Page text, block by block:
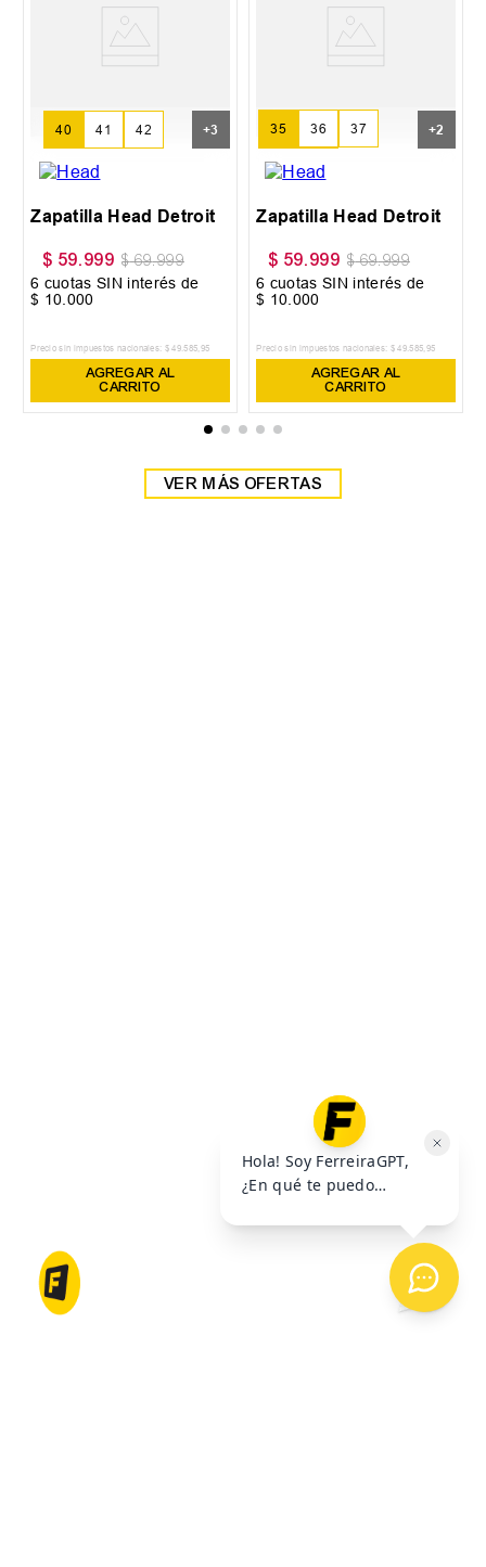
40 41 42 +3
Zapatilla Head Detroit
$ 59.999 $ 69.999
6 cuotas SIN interés de
$ 10 000
Precio sin impuestos nacionales: $ 49 .585 95
AGREGAR AL
CARRITO
35 36 37
38 39
+2
Zapatilla Head Detroit
$ 59.999 $ 69.999
6 cuotas SIN interés de
$ 10 000
Precio sin impuestos nacionales: $ 49 .585 95
AGREGAR AL
CARRITO
VER MÁS OFERTAS